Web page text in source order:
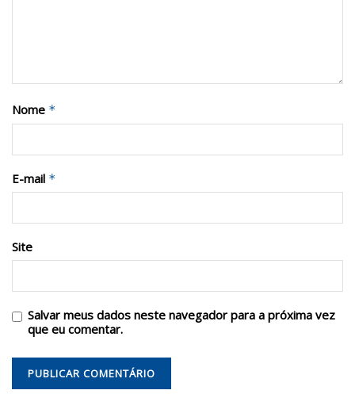
Nome *
E-mail *
Site
Salvar meus dados neste navegador para a próxima vez
que eu comentar.